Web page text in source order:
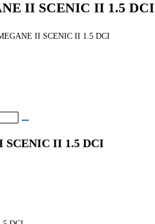
II SCENIC II 1.5 DCI
II SCENIC II 1.5 DCI
SCENIC II 1.5 DCI